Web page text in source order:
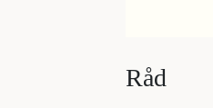
Råd